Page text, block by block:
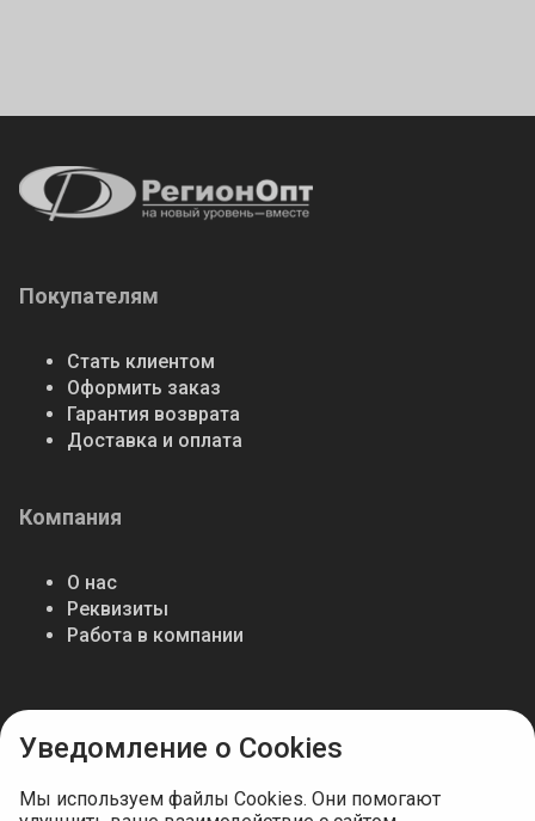
Покупателям
Стать клиентом
Оформить заказ
Гарантия возврата
Доставка и оплата
Компания
О нас
Реквизиты
Работа в компании
Мы в соцсетях
Уведомление о Cookies
Мы используем файлы Cookies. Они помогают